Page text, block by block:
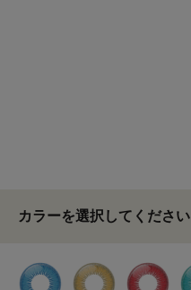
カラーを選択してください